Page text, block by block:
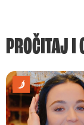
PROČITAJ I